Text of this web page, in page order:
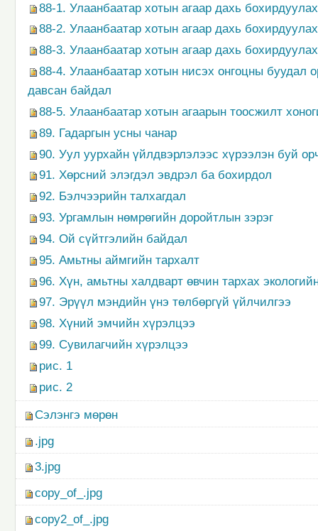
88-1. Улаанбаатар хотын агаар дахь
88-2. Улаанбаатар хотын агаар дахь
88-3. Улаанбаатар хотын агаар дахь
88-4. Улаанбаатар хотын нисэх онгоцны буудал
давсан байдал
88-5. Улаанбаатар хотын агаарын тоосжилт
89. Гадаргын усны чанар
90. Уул уурхайн үйлдвэрлэлээс хүрээлэн буй
91. Хөрсний элэгдэл эвдрэл ба бохирдол
92. Бэлчээрийн талхагдал
93. Ургамлын нөмрөгийн доройтлын зэрэг
94. Ой сүйтгэлийн байдал
95. Амьтны аймгийн тархалт
96. Хүн, амьтны халдварт өвчин тархах
97. Эрүүл мэндийн үнэ төлбөргүй үйлчилгээ
98. Хүний эмчийн хүрэлцээ
99. Сувилагчийн хүрэлцээ
рис. 1
рис. 2
Сэлэнгэ мөрөн
.jpg
3.jpg
copy_of_.jpg
copy2_of_.jpg